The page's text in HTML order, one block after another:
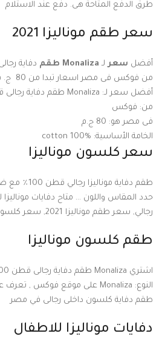
طرق الدفع المتاحة هى. دفع عند الاستلام
سعر طقم موناليزا 2021
أفضل سعرلـ Monaliza طقم
من فوكس فى مصر اسعار تبدا من 80 ج. م.
أفضل سعر لـ: Monaliza طقم دفاية رجالى قطن 100%
من: فوكس
فى مصر هو: 80 ج.م
الخامة الأساسية: cotton 100%
سعر كلسون موناليزا
طقم دفاية
حدد المقاس واللون … متاح دفايات موناليزا
رجالي, سعر طقم موناليزا 2021, سعر كلسون موناليزا
طقم كلسون موناليزا
النوع: Monaliza على موقع فوكس , تعرف
طقم دفاية كلسون داخلى رجالى في مصر
دفايات موناليزا للاطفال